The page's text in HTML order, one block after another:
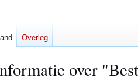
over
Overleg